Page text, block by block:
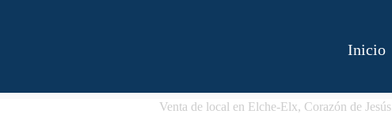
Inicio
Venta de local en Elche-Elx, Corazón de Jesús